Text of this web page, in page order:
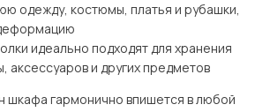
одежду, костюмы, платья и рубашки,
идеально подходят для хранения
аксессуаров и других предметов
шкафа гармонично впишется в любой